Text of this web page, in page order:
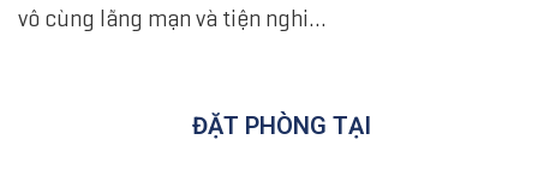
vô cùng lãng mạn và tiện nghi…
ĐẶT PHÒNG TẠI